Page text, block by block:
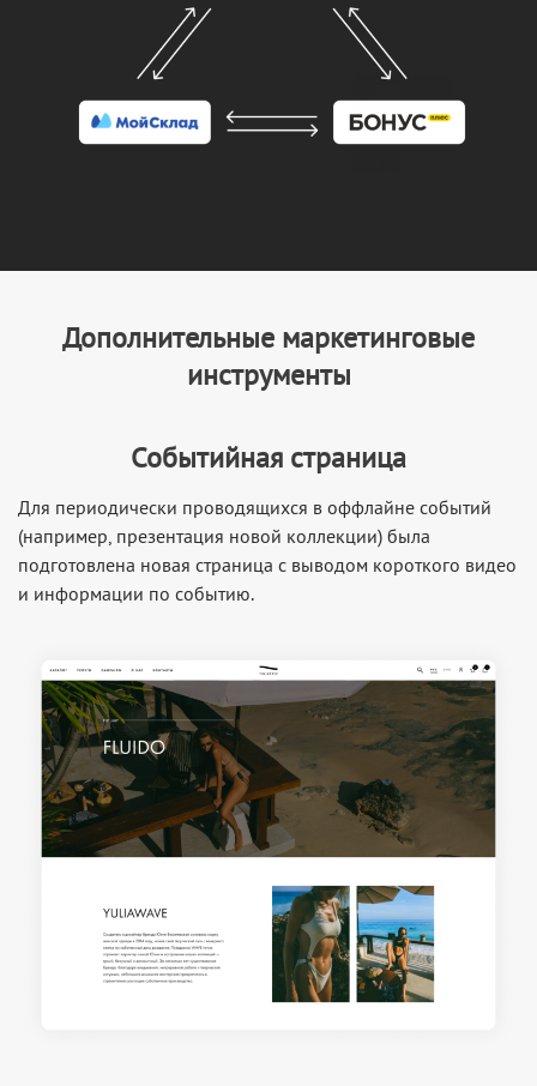
Дополнительные маркетинговые
инструменты
Событийная страница
Для периодически проводящихся в оффлайне событий
(например, презентация новой коллекции) была
подготовлена новая страница с выводом короткого видео
и информации по событию.